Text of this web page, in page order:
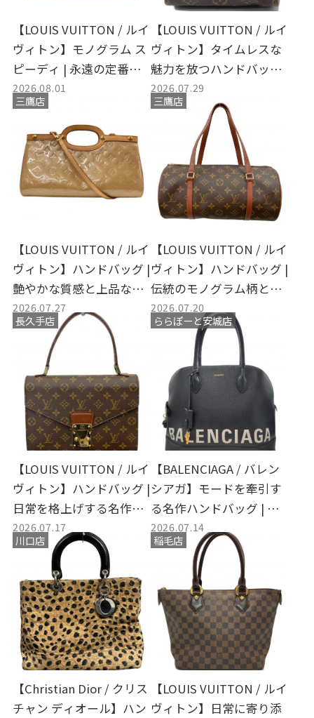
【LOUIS VUITTON / ルイ
ヴィトン】モノグラム ス
ピーディ | 永遠の定番ボ
ストンバッグの魅力と買
取のご案内
2026.08.01
【LOUIS VUITTON / ルイ
ヴィトン】タイムレスな
魅力を放つハンドバッグ
入荷！クラシックな装い
を格上げする名品
2026.07.29
三鷹店
【LOUIS VUITTON / ルイ
ヴィトン】ハンドバッグ |
艶やかな質感と上品なベ
ージュカラーが着こなし
に華を添える名品
2026.07.27
三鷹店
【LOUIS VUITTON / ルイ
ヴィトン】ハンドバッグ |
伝統のモノグラム柄とモ
ダンなフォルムが光る名
品を店頭買取入荷
2026.07.20
長久手店
【LOUIS VUITTON / ルイ
ヴィトン】ハンドバッグ |
日常を格上げする名作バ
ッグの買取入荷と大人ス
タイルへのご提案
2026.07.17
ららぽーと安城店
【BALENCIAGA / バレン
シアガ】モードを牽引す
る名作ハンドバッグ | 日
常に寄り添うラグジュア
リーの形
2026.07.14
川口店
【Christian Dior / クリス
チャン ディオール】ハン
稲毛店
【LOUIS VUITTON / ルイ
ヴィトン】日常に寄り添